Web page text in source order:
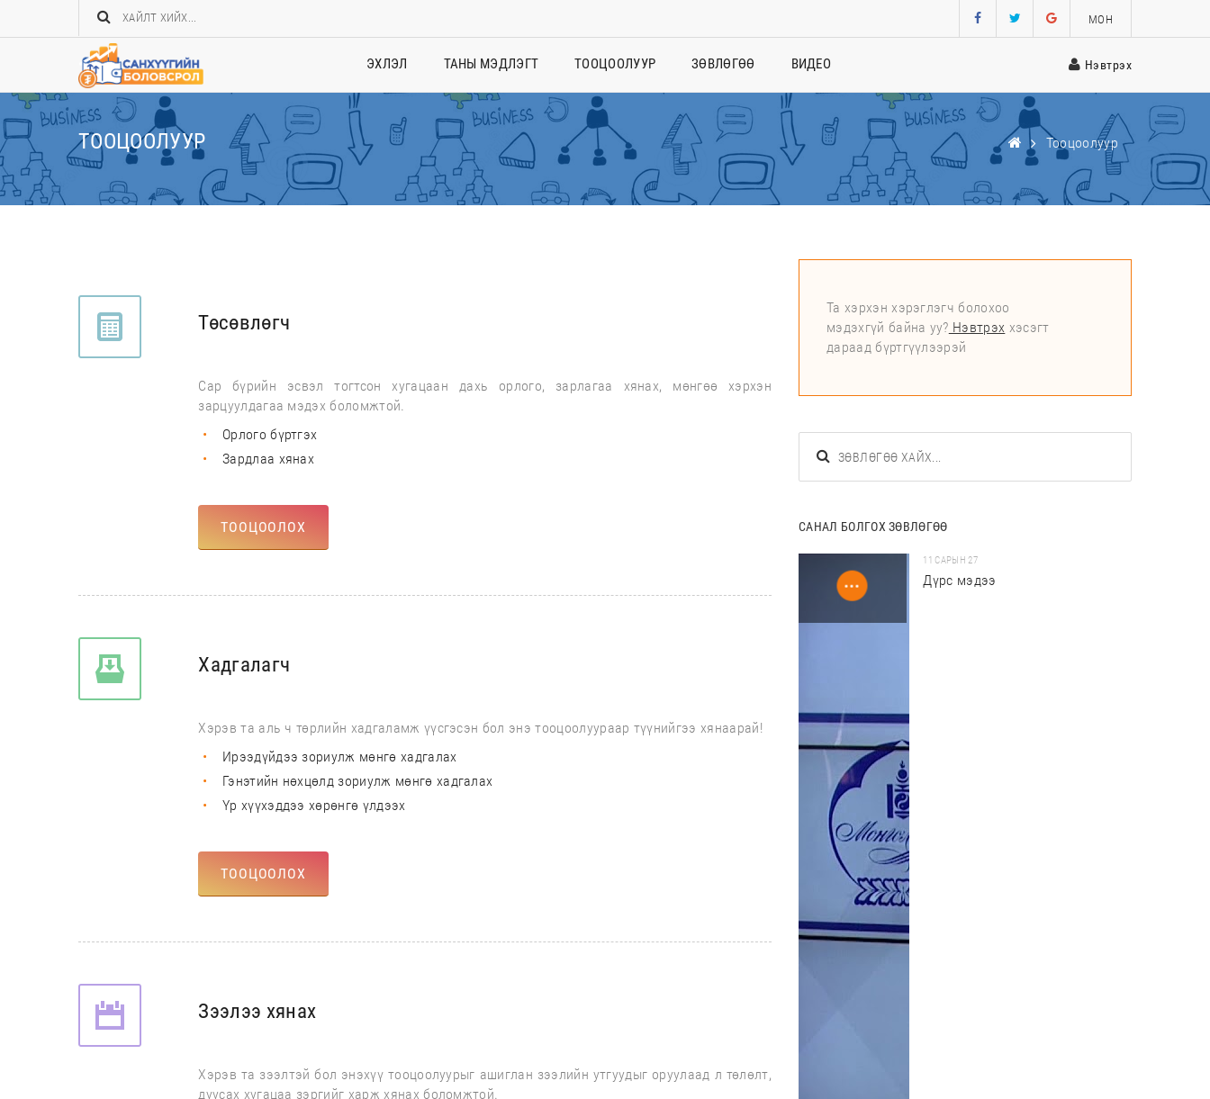
МОН
ЭХЛЭЛ ТАНЫ МЭДЛЭГТ ТООЦООЛУУР ЗӨВЛӨГӨӨ ВИДЕО Нэвтрэх
ТООЦООЛУУР Тооцоолуур
Төсөвлөгч
Сар бүрийн эсвэл тогтсон хугацаан дахь орлого, зарлагаа хянах, мөнгөө хэрхэн
зарцуулдагаа мэдэх боломжтой.
Орлого бүртгэх
Зардлаа хянах
ТООЦООЛОХ
Хадгалагч
Хэрэв та аль ч төрлийн хадгаламж үүсгэсэн бол энэ тооцоолуураар түүнийгээ хянаарай!
Ирээдүйдээ зориулж мөнгө хадгалах
Гэнэтийн нөхцөлд зориулж мөнгө хадгалах
Үр хүүхэддээ хөрөнгө үлдээх
ТООЦООЛОХ
Зээлээ хянах
Хэрэв та зээлтэй бол энэхүү тооцоолуурыг ашиглан зээлийн утгуудыг оруулаад л төлөлт,
дуусах хугацаа зэргийг харж хянах боломжтой.
Та хэрхэн хэрэглэгч болохоо
мэдэхгүй байна уу? Нэвтрэх хэсэгт
дараад бүртгүүлээрэй
САНАЛ БОЛГОХ ЗӨВЛӨГӨӨ
11 САРЫН 27
Дүрс мэдээ